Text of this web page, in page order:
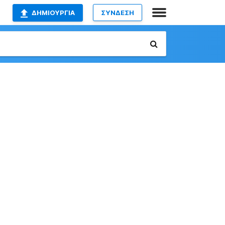
ΔΗΜΙΟΥΡΓΊΑ ΣΥΝΔΕΣΗ